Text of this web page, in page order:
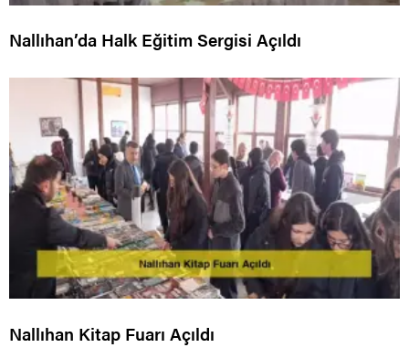
Nallıhan’da Halk Eğitim Sergisi Açıldı
Nallıhan Kitap Fuarı Açıldı